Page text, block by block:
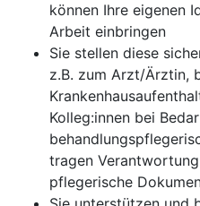
können Ihre eigenen
Arbeit einbringen
Sie stellen diese
z.B. zum Arzt/Ärztin,
Kolleg:innen bei
tragen
pflegerische